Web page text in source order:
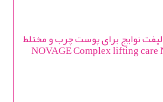
نوایج برای پوست چرب و مختلط
NOVAGE Complex lifting care